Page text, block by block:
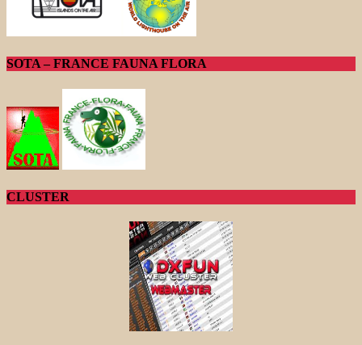
SOTA – FRANCE FAUNA FLORA
CLUSTER